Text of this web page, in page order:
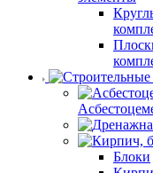
Блоки